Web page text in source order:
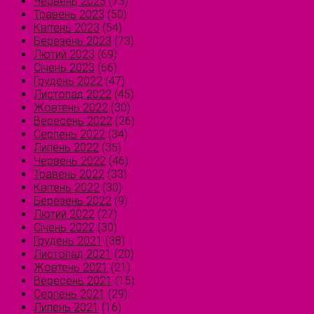
Травень 2023 (50)
Квітень 2023 (54)
Березень 2023 (73)
Лютий 2023 (69)
Січень 2023 (66)
Грудень 2022 (47)
Листопад 2022 (45)
Жовтень 2022 (30)
Вересень 2022 (26)
Серпень 2022 (34)
Липень 2022 (35)
Червень 2022 (46)
Травень 2022 (33)
Квітень 2022 (30)
Березень 2022 (9)
Лютий 2022 (27)
Січень 2022 (30)
Грудень 2021 (38)
Листопад 2021 (20)
Жовтень 2021 (21)
Вересень 2021 (15)
Серпень 2021 (29)
Липень 2021 (16)